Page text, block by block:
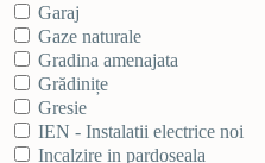
Garaj
Gaze naturale
Gradina amenajata
Grădinițe
Gresie
IEN - Instalatii electrice noi
Incalzire in pardoseala